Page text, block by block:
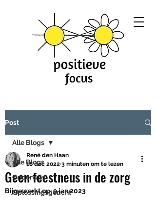
Post
Alle Blogs
Onderwijs
Oplossingsgericht
Alle Blogs
Geen feestneus in de zorg
René den Haan
18 dec 2022 3 minuten om te lezen
Bijgewerkt op:9 jan 2023